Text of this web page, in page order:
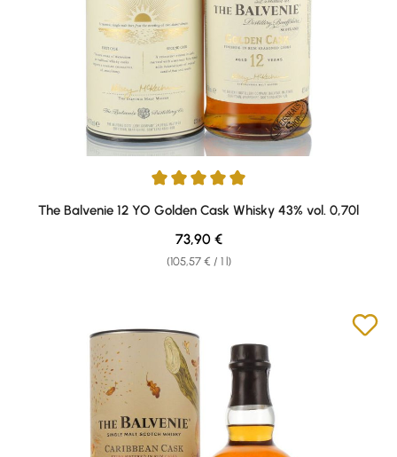
Average rating of 5 out of 5 stars
The Balvenie 12 YO Golden Cask Whisky 43% vol. 0,70l
(105,57 € / 1 l)
Regular price:
73,90 €